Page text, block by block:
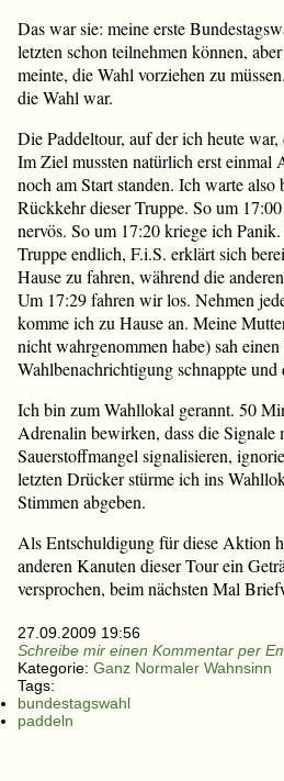
Das war sie: meine erste
letzten schon teilnehmen können,
meinte, die Wahl vorziehen zu
die Wahl war.
Die Paddeltour, auf der ich heute war,
Im Ziel mussten natürlich erst einmal
noch am Start standen. Ich warte
Rückkehr dieser Truppe. So um
nervös. So um 17:20 kriege ich
Truppe endlich, F.i.S. erklärt sich
Hause zu fahren, während die
Um 17:29 fahren wir los. Nehmen
komme ich zu Hause an. Meine
nicht wahrgenommen habe) sah
Wahlbenachrichtigung schnappte und
Ich bin zum Wahllokal gerannt. 50
Adrenalin bewirken, dass die Signale
Sauerstoffmangel signalisieren,
letzten Drücker stürme ich ins
Stimmen abgeben.
Als Entschuldigung für diese Aktion
anderen Kanuten dieser Tour ein
versprochen, beim nächsten Mal
27.09.2009 19:56
Schreibe mir einen Kommentar per
Kategorie: Ganz Normaler Wahnsinn
Tags:
bundestagswahl
paddeln